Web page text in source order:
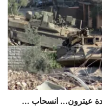
عيترون... انسحاب ...